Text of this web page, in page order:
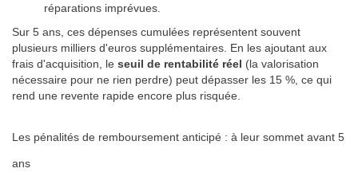
réparations imprévues.
Sur 5 ans, ces dépenses cumulées représentent souvent
plusieurs milliers d'euros supplémentaires. En les ajoutant aux
frais d'acquisition, le seuil de rentabilité réel (la valorisation
nécessaire pour ne rien perdre) peut dépasser les 15 %, ce qui
rend une revente rapide encore plus risquée.
Les pénalités de remboursement anticipé : à leur sommet avant 5
ans